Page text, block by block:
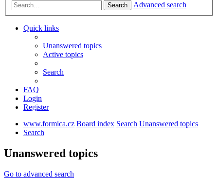
Search Advanced search
Quick links
Unanswered topics
Active topics
Search
FAQ
Login
Register
www.formica.cz Board index Search Unanswered topics
Search
Unanswered topics
Go to advanced search